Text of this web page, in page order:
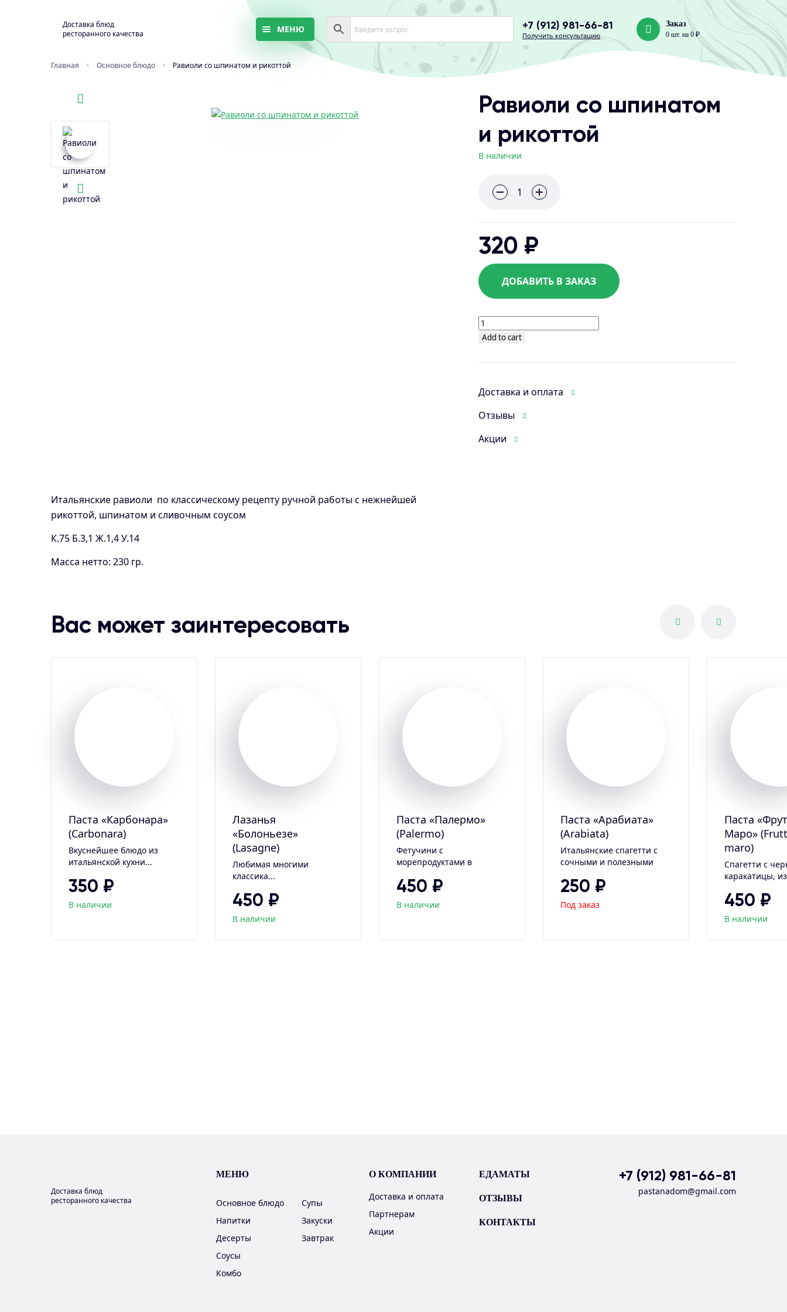
Доставка блюд
ресторанного качества
МЕНЮ +7 (912) 981-66-81
Получить консультацию
Заказ
0 шт. на 0 ₽
Главная Основное блюдо Равиоли со шпинатом и рикоттой
Равиоли со шпинатом
и рикоттой
В наличии
320 ₽
ДОБАВИТЬ В ЗАКАЗ
Равиоли
со
и
quantity
Add to cart
Доставка и оплата
Отзывы
Акции
Итальянские равиоли по классическому рецепту ручной работы с нежнейшей
рикоттой, шпинатом и сливочным соусом
К.75 Б.3,1 Ж.1,4 У.14
Масса нетто: 230 гр.
Вас может заинтересовать
Паста «Карбонара»
(Carbonara)
Вкуснейшее блюдо из
итальянской кухни...
350 ₽
В наличии
ADD TO CART
Лазанья
«Болоньезе»
(Lasagne)
Любимая многими
классика...
450 ₽
В наличии
ADD TO CART
Паста «Палермо»
(Palermo)
Фетучини с
морепродуктами в
450 ₽
В наличии
ADD TO CART
Паста «Арабиата»
(Arabiata)
Итальянские спагетти с
сочными и полезными
250 ₽
Под заказ
READ MORE
Паста
Маро»
maro)
Спагетти с
каракатицы,
креветок,
оливкового
450 ₽
В наличии
Доставка блюд
ресторанного качества
МЕНЮ
Основное блюдо
Напитки
Десерты
Соусы
Комбо
Супы
Закуски
Завтрак
О КОМПАНИИ
Доставка и оплата
Партнерам
Акции
ЕДАМАТЫ
ОТЗЫВЫ
КОНТАКТЫ
+7 (912) 981-66-81
pastanadom@gmail.com